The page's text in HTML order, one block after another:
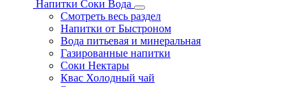
Напитки Соки Вода
Смотреть весь раздел
Напитки от Быстроном
Вода питьевая и минеральная
Газированные напитки
Соки Нектары
Квас Холодный чай